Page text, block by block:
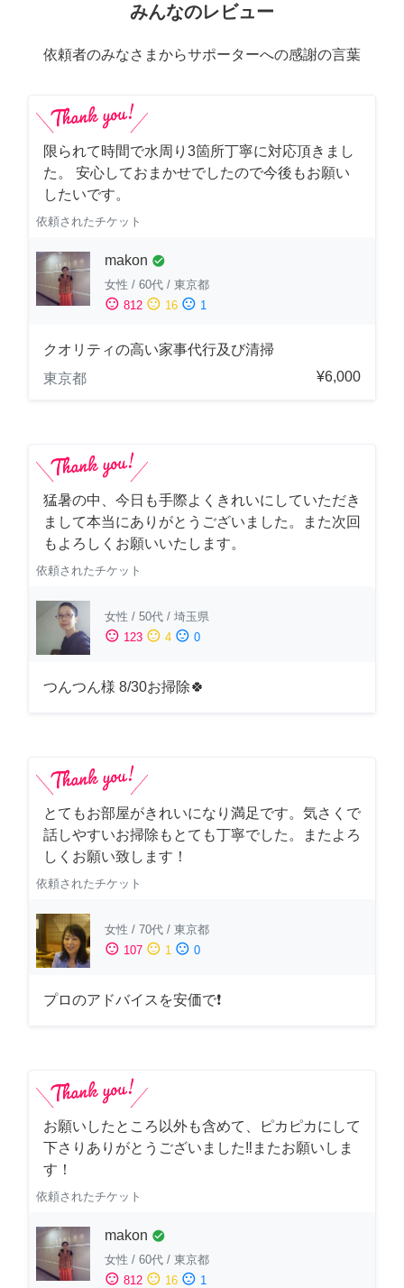
みんなのレビュー
依頼者のみなさまからサポーターへの感謝の言葉
限られて時間で水周り3箇所丁寧に対応頂きまし
た。 安心しておまかせでしたので今後もお願い
したいです。
依頼されたチケット
makon check_circle
女性 / 60代 / 東京都
sentiment_satisfied 812 sentiment_neutral 16 sentiment_dissatisfied 1
クオリティの高い家事代行及び清掃
東京都
¥6,000
猛暑の中、今日も手際よくきれいにしていただき
まして本当にありがとうございました。また次回
もよろしくお願いいたします。
依頼されたチケット
女性 / 50代 / 埼玉県
sentiment_satisfied 123 sentiment_neutral 4 sentiment_dissatisfied 0
つんつん様 8/30お掃除🍀
とてもお部屋がきれいになり満足です。気さくで
話しやすいお掃除もとても丁寧でした。またよろ
しくお願い致します！
依頼されたチケット
女性 / 70代 / 東京都
sentiment_satisfied 107 sentiment_neutral 1 sentiment_dissatisfied 0
プロのアドバイスを安価で❗
お願いしたところ以外も含めて、ピカピカにして
下さりありがとうございました‼️またお願いしま
す！
依頼されたチケット
makon check_circle
女性 / 60代 / 東京都
sentiment_satisfied 812 sentiment_neutral 16 sentiment_dissatisfied 1